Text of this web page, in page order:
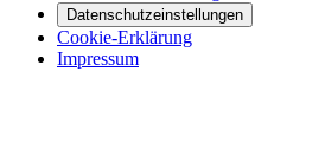
Datenschutzeinstellungen
Cookie-Erklärung
Impressum